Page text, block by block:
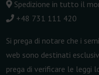
Spedizione in tutto il
+48 731 111 420
Si prega di notare che i
web sono destinati
prega di verificare le leggi